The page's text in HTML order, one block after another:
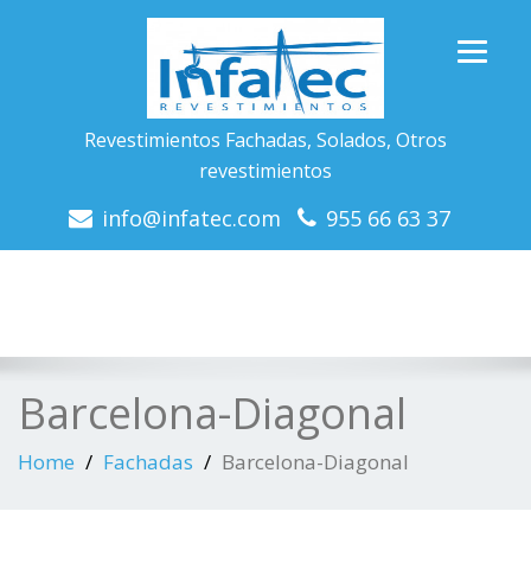
Revestimientos Fachadas, Solados, Otros
revestimientos
info@infatec.com 955 66 63 37
Barcelona-Diagonal
Home Fachadas Barcelona-Diagonal